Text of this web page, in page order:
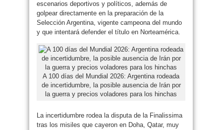
escenarios deportivos y políticos, además de
golpear directamente en la preparación de la
Selección Argentina, vigente campeona del mundo
y que intentará defender el título en Norteamérica.
A 100 días del Mundial 2026: Argentina rodeada
de incertidumbre, la posible ausencia de Irán por
la guerra y precios voladores para los hinchas
La incertidumbre rodea la disputa de la Finalissima
tras los misiles que cayeron en Doha, Qatar, muy